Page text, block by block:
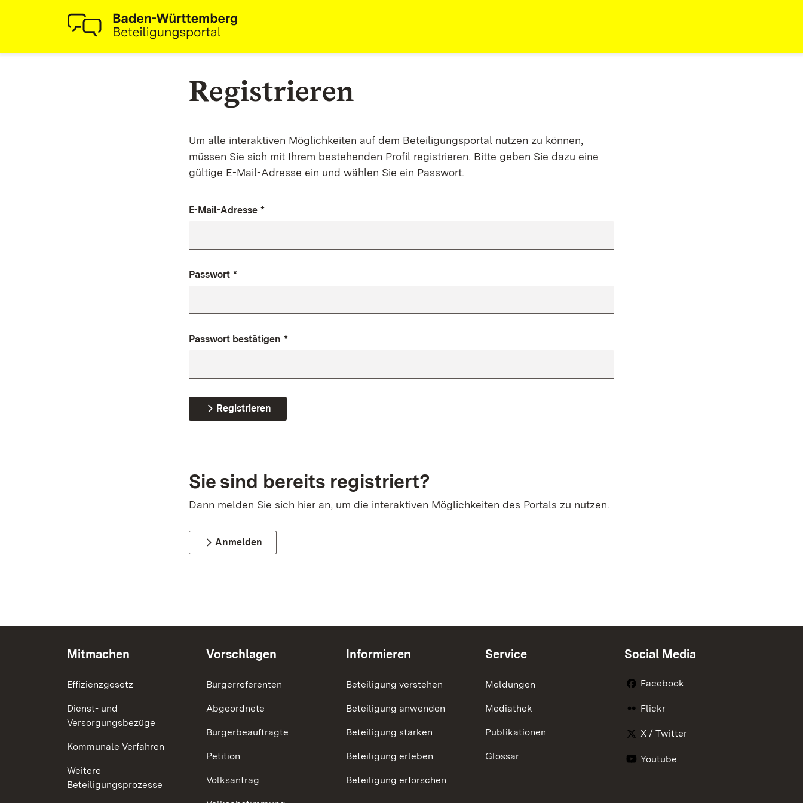
Registrieren
Um alle interaktiven Möglichkeiten auf dem Beteiligungsportal nutzen zu können,
müssen Sie sich mit Ihrem bestehenden Profil registrieren. Bitte geben Sie dazu eine
gültige E-Mail-Adresse ein und wählen Sie ein Passwort.
E-Mail-Adresse *
Passwort *
Passwort bestätigen *
Registrieren
Sie sind bereits registriert?
Dann melden Sie sich hier an, um die interaktiven Möglichkeiten des Portals zu nutzen.
Anmelden
Mitmachen
Effizienzgesetz
Dienst- und
Versorgungsbezüge
Kommunale Verfahren
Weitere
Beteiligungsprozesse
Vorschlagen
Bürgerreferenten
Abgeordnete
Bürgerbeauftragte
Petition
Volksantrag
Informieren
Beteiligung verstehen
Beteiligung anwenden
Beteiligung stärken
Beteiligung erleben
Beteiligung erforschen
Service
Meldungen
Mediathek
Publikationen
Glossar
Social Media
Facebook
Flickr
X / Twitter
Youtube